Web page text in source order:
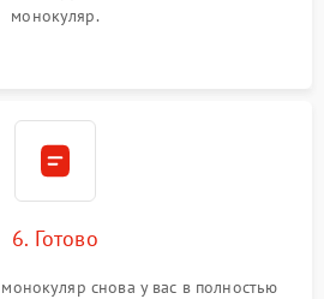
монокуляр.
6. Готово
снова у вас в полностью